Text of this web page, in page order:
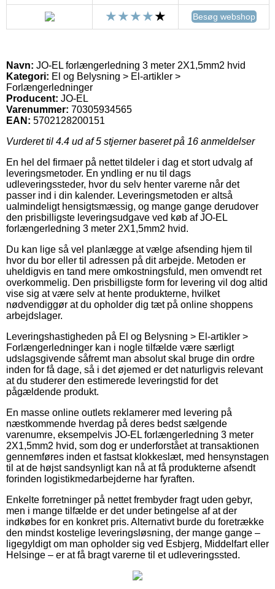
Besøg webshop
Navn: JO-EL forlængerledning 3 meter 2X1,5mm2 hvid
Kategori: El og Belysning > El-artikler >
Forlængerledninger
Producent: JO-EL
Varenummer: 70305934565
EAN: 5702128200151
Vurderet til 4.4 ud af 5 stjerner baseret på 16 anmeldelser
En hel del firmaer på nettet tildeler i dag et stort udvalg af
leveringsmetoder. En yndling er nu til dags
udleveringssteder, hvor du selv henter varerne når det
passer ind i din kalender. Leveringsmetoden er altså
ualmindeligt hensigtsmæssig, og mange gange derudover
den prisbilligste leveringsudgave ved køb af JO-EL
forlængerledning 3 meter 2X1,5mm2 hvid.
Du kan lige så vel planlægge at vælge afsending hjem til
hvor du bor eller til adressen på dit arbejde. Metoden er
uheldigvis en tand mere omkostningsfuld, men omvendt ret
overkommelig. Den prisbilligste form for levering vil dog altid
vise sig at være selv at hente produkterne, hvilket
nødvendiggør at du opholder dig tæt på online shoppens
arbejdslager.
Leveringshastigheden på El og Belysning > El-artikler >
Forlængerledninger kan i nogle tilfælde være særligt
udslagsgivende såfremt man absolut skal bruge din ordre
inden for få dage, så i det øjemed er det naturligvis relevant
at du studerer den estimerede leveringstid for det
pågældende produkt.
En masse online outlets reklamerer med levering på
næstkommende hverdag på deres bedst sælgende
varenumre, eksempelvis JO-EL forlængerledning 3 meter
2X1,5mm2 hvid, som dog er underforstået at transaktionen
gennemføres inden et fastsat klokkeslæt, med hensynstagen
til at de højst sandsynligt kan nå at få produkterne afsendt
forinden logistikmedarbejderne har fyraften.
Enkelte forretninger på nettet frembyder fragt uden gebyr,
men i mange tilfælde er det under betingelse af at der
indkøbes for en konkret pris. Alternativt burde du foretrække
den mindst kostelige leveringsløsning, der mange gange –
ligegyldigt om man opholder sig ved Esbjerg, Middelfart eller
Helsinge – er at få bragt varerne til et udleveringssted.